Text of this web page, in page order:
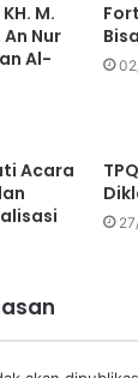
M.
Nur
Al-
Acara